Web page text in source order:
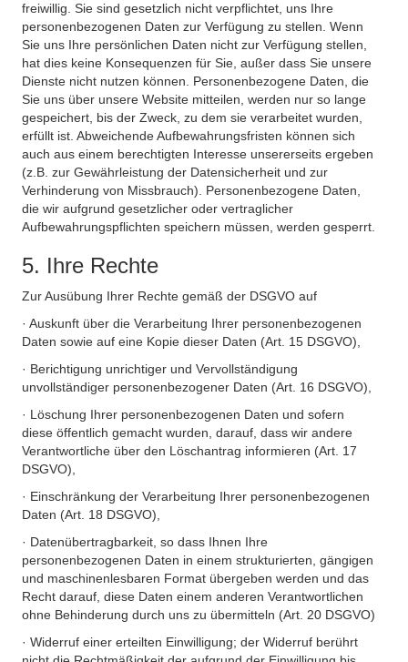
freiwillig. Sie sind gesetzlich nicht verpflichtet, uns Ihre
personenbezogenen Daten zur Verfügung zu stellen. Wenn
Sie uns Ihre persönlichen Daten nicht zur Verfügung stellen,
hat dies keine Konsequenzen für Sie, außer dass Sie unsere
Dienste nicht nutzen können. Personenbezogene Daten, die
Sie uns über unsere Website mitteilen, werden nur so lange
gespeichert, bis der Zweck, zu dem sie verarbeitet wurden,
erfüllt ist. Abweichende Aufbewahrungsfristen können sich
auch aus einem berechtigten Interesse unsererseits ergeben
(z.B. zur Gewährleistung der Datensicherheit und zur
Verhinderung von Missbrauch). Personenbezogene Daten,
die wir aufgrund gesetzlicher oder vertraglicher
Aufbewahrungspflichten speichern müssen, werden gesperrt.
5. Ihre Rechte
Zur Ausübung Ihrer Rechte gemäß der DSGVO auf
· Auskunft über die Verarbeitung Ihrer personenbezogenen
Daten sowie auf eine Kopie dieser Daten (Art. 15 DSGVO),
· Berichtigung unrichtiger und Vervollständigung
unvollständiger personenbezogener Daten (Art. 16 DSGVO),
· Löschung Ihrer personenbezogenen Daten und sofern
diese öffentlich gemacht wurden, darauf, dass wir andere
Verantwortliche über den Löschantrag informieren (Art. 17
DSGVO),
· Einschränkung der Verarbeitung Ihrer personenbezogenen
Daten (Art. 18 DSGVO),
· Datenübertragbarkeit, so dass Ihnen Ihre
personenbezogenen Daten in einem strukturierten, gängigen
und maschinenlesbaren Format übergeben werden und das
Recht darauf, diese Daten einem anderen Verantwortlichen
ohne Behinderung durch uns zu übermitteln (Art. 20 DSGVO)
· Widerruf einer erteilten Einwilligung; der Widerruf berührt